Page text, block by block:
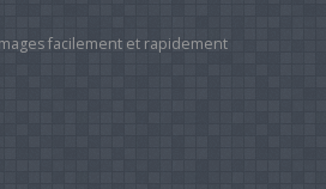
facilement et rapidement